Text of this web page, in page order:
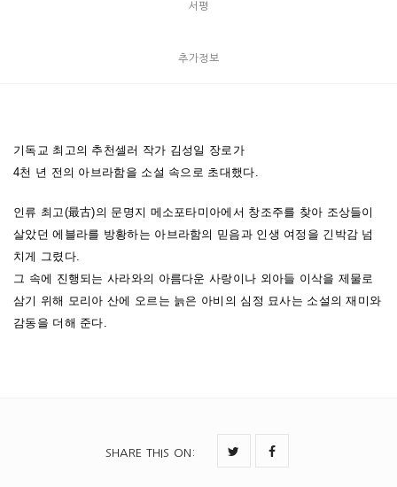
서평
추가정보
기독교 최고의 추천셀러 작가 김성일 장로가
4천 년 전의 아브라함을 소설 속으로 초대했다.
인류 최고(最古)의 문명지 메소포타미아에서 창조주를 찾아 조상들이
살았던 에블라를 방황하는 아브라함의 믿음과 인생 여정을 긴박감 넘
치게 그렸다.
그 속에 진행되는 사라와의 아름다운 사랑이나 외아들 이삭을 제물로
삼기 위해 모리아 산에 오르는 늙은 아비의 심정 묘사는 소설의 재미와
감동을 더해 준다.
SHARE THIS ON :